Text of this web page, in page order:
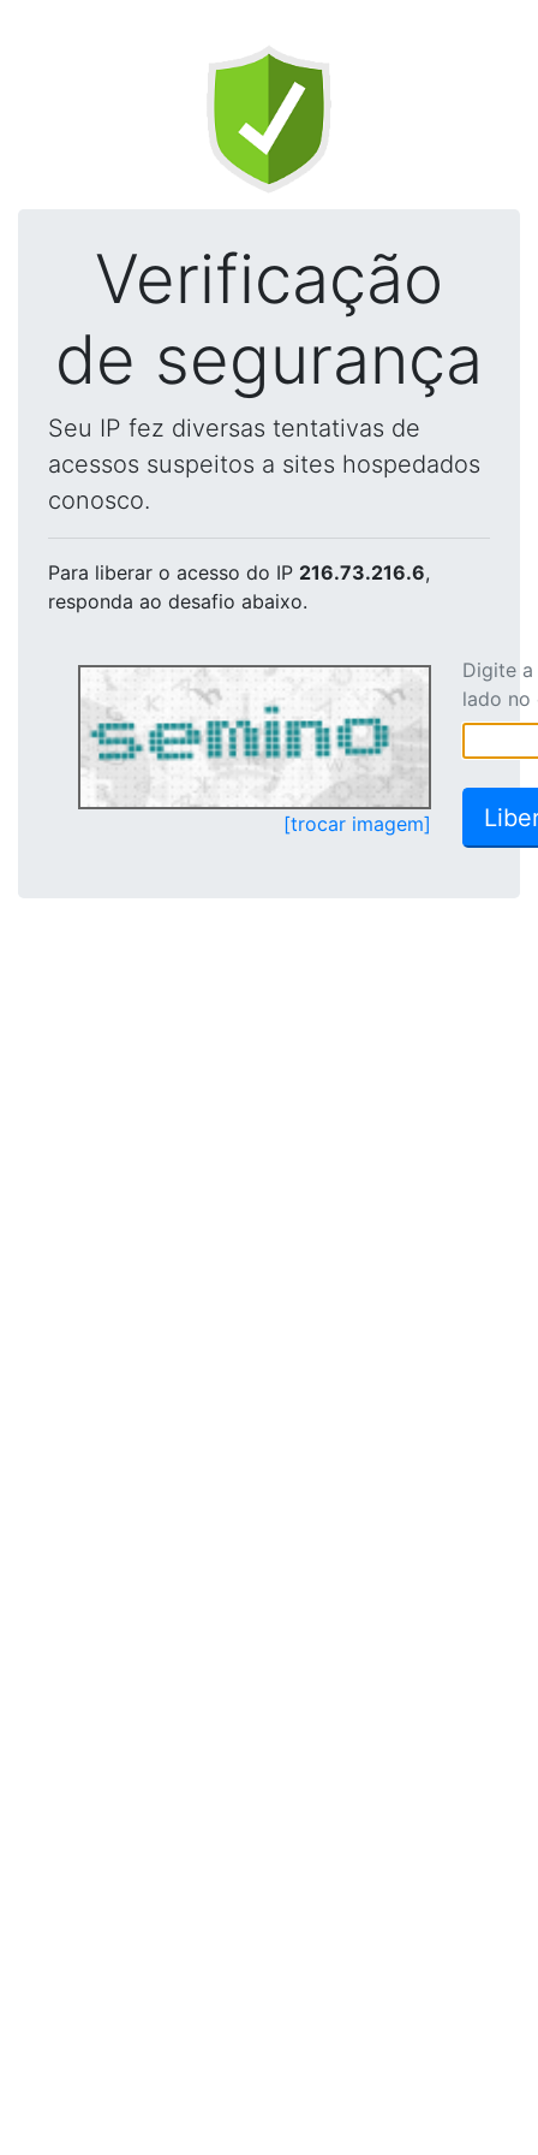
Verificação
de segurança
Seu IP fez diversas tentativas de
acessos suspeitos a sites hospedados
conosco.
Para liberar o acesso do IP 216.73.216.6,
responda ao desafio abaixo.
[trocar imagem]
Digite
lado no